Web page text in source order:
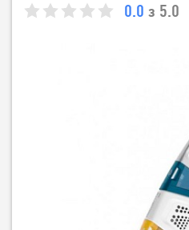
0.0 з 5.0